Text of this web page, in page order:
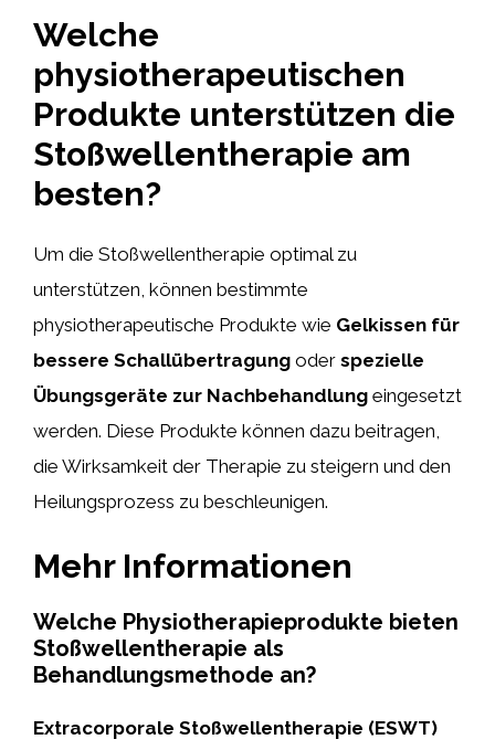
Welche
physiotherapeutischen
Produkte unterstützen die
Stoßwellentherapie am
besten?
Um die Stoßwellentherapie optimal zu
unterstützen, können bestimmte
physiotherapeutische Produkte wie Gelkissen für
bessere Schallübertragung oder spezielle
Übungsgeräte zur Nachbehandlung eingesetzt
werden. Diese Produkte können dazu beitragen,
die Wirksamkeit der Therapie zu steigern und den
Heilungsprozess zu beschleunigen.
Mehr Informationen
Welche Physiotherapieprodukte bieten
Stoßwellentherapie als
Behandlungsmethode an?
Extracorporale Stoßwellentherapie (ESWT)